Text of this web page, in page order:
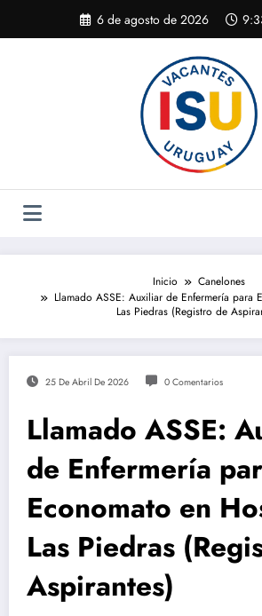
contenido
6 de agosto de 2026
Inicio
Canelones
Llamado ASSE: Auxiliar de Enfermería para
Las Piedras (Registro de
25 De Abril De 2026 0 Comentarios
Llamado ASSE:
de Enfermería
Economato en
Las Piedras
Aspirantes)